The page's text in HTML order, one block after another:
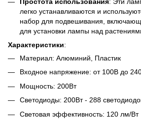
легко устанавливаются и
набор для подвешивания,
для установки лампы над
Характеристики:
Материал: Алюминий, Пластик
Входное напряжение: от 100В до
Мощность: 200Вт
Светодиоды: 200Вт - 288
Световая эффективность: 120 лм/Вт